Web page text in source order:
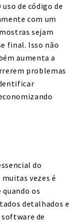
de código de
com um
sejam
final. Isso não
aumenta a
problemas
do
vezes é
os
detalhados e
de